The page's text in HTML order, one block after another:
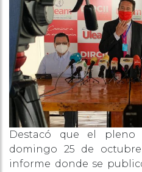
Destacó que el pleno
domingo 25 de
informe donde se